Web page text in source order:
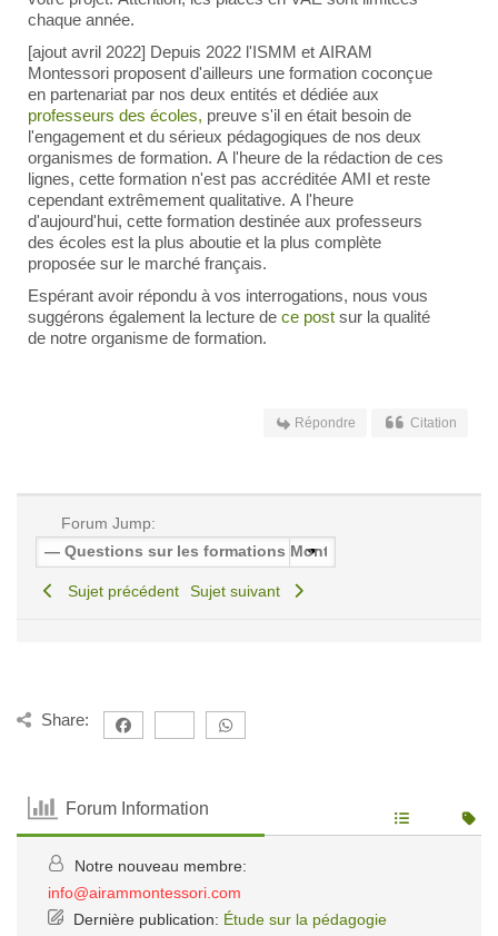
chaque année.
[ajout avril 2022] Depuis 2022 l'ISMM et AIRAM
Montessori proposent d'ailleurs une formation coconçue
en partenariat par nos deux entités et dédiée aux
professeurs des écoles, preuve s'il en était besoin de
l'engagement et du sérieux pédagogiques de nos deux
organismes de formation. A l'heure de la rédaction de ces
lignes, cette formation n'est pas accréditée AMI et reste
cependant extrêmement qualitative. A l'heure
d'aujourd'hui, cette formation destinée aux professeurs
des écoles est la plus aboutie et la plus complète
proposée sur le marché français.
Espérant avoir répondu à vos interrogations, nous vous
suggérons également la lecture de ce post sur la qualité
de notre organisme de formation.
Répondre Citation
Forum Jump:
Sujet précédent Sujet suivant
Share:
Forum Information
Notre nouveau membre:
info@airammontessori.com
Dernière publication: Étude sur la pédagogie